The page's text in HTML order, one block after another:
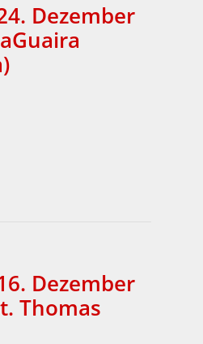
Dezember
Dezember
Thomas